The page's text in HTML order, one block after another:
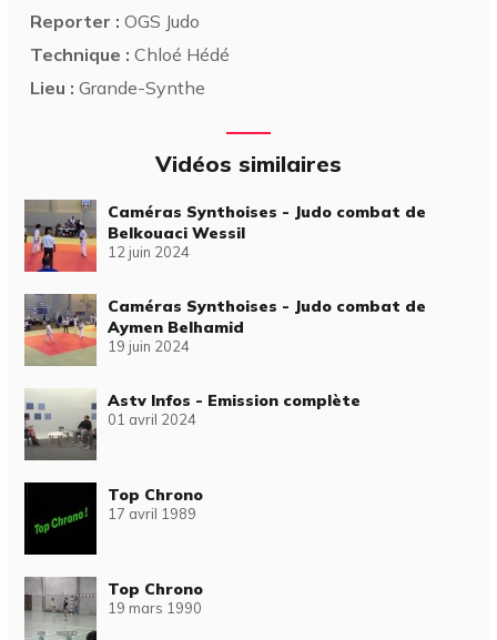
Reporter : OGS Judo
Technique : Chloé Hédé
Lieu : Grande-Synthe
Vidéos similaires
Caméras Synthoises - Judo combat de
Belkouaci Wessil
12 juin 2024
Caméras Synthoises - Judo combat de
Aymen Belhamid
19 juin 2024
Astv Infos - Emission complète
01 avril 2024
Top Chrono
17 avril 1989
Top Chrono
19 mars 1990